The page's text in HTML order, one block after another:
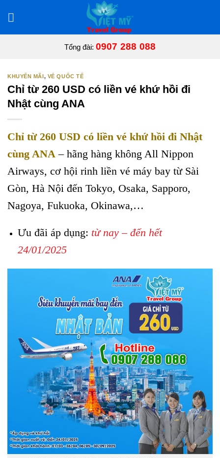
Tổng đài: 0907 288 088
KHUYẾN MÃI, VÉ QUỐC TẾ
Chỉ từ 260 USD có liền vé khứ hồi đi
Nhật cùng ANA
Chỉ từ 260 USD có liền vé khứ hồi đi Nhật
cùng ANA – hãng hàng không All Nippon
Airways, cơ hội rinh liền vé máy bay từ Sài
Gòn, Hà Nội đến Tokyo, Osaka, Sapporo,
Nagoya, Fukuoka, Okinawa,…
Ưu đãi áp dụng: từ nay – đến hết
24/01/2025